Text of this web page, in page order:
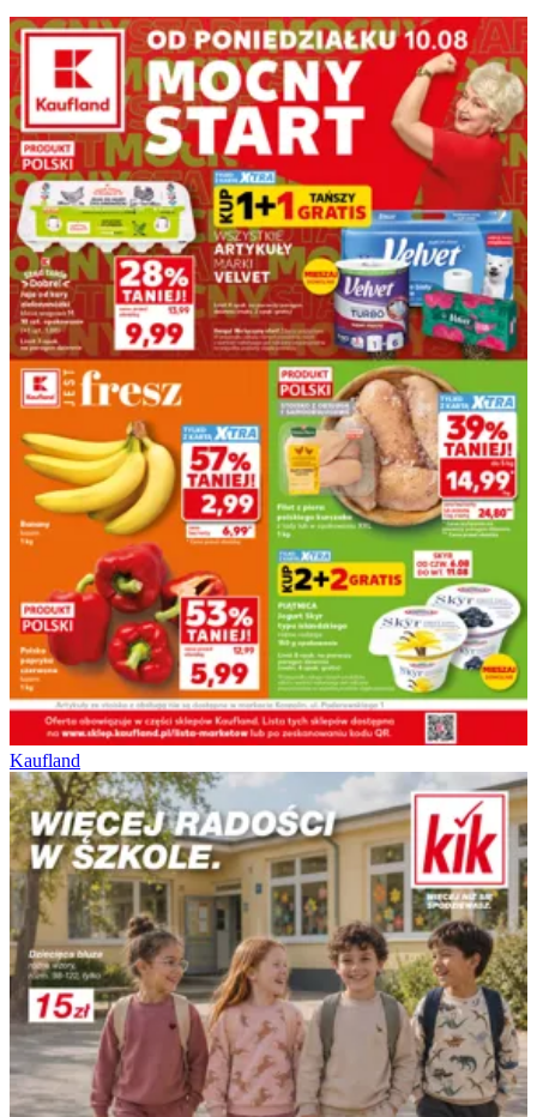
Kaufland